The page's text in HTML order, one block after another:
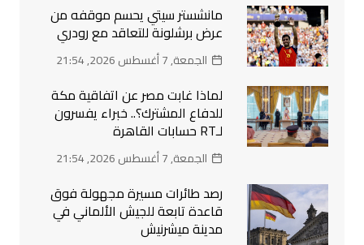
مانشستر سيتي يحسم موقفه من
عرض برشلونة للتعاقد مع رودري
الجمعة, 7 أغسطس 2026, 21:54
لماذا غابت مصر عن اتفاقية مكة
للدفاع المشترك؟.. خبراء يفسرون
لـRT حسابات القاهرة
الجمعة, 7 أغسطس 2026, 21:54
رصد طائرات مسيرة مجهولة فوق
قاعدة تابعة للجيش الألماني في
مدينة ميشرنيش